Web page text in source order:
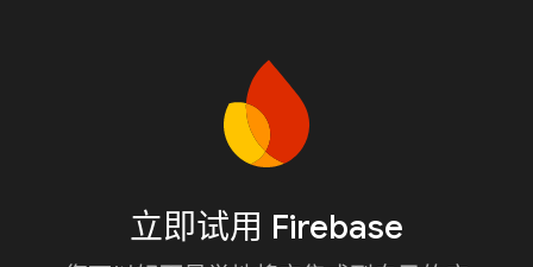
立即试用 Firebase